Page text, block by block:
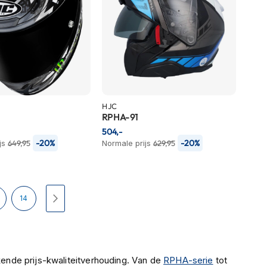
649,95 -20%
HJC
RPHA-91
Normale prijs 629,95 -20%
504,-
Pagina
14
prijs-kwaliteitverhouding. Van de RPHA-serie tot